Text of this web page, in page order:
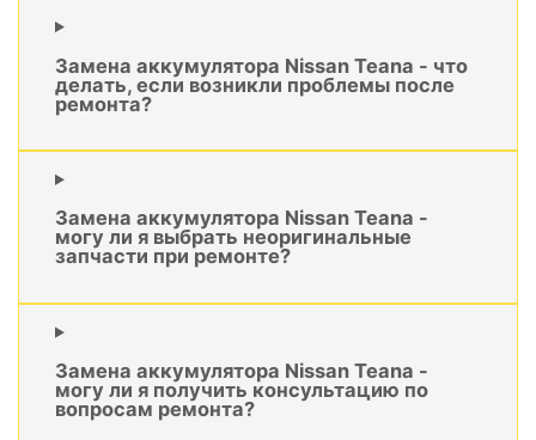
Замена аккумулятора Nissan Teana - что
делать, если возникли проблемы после
ремонта?
Замена аккумулятора Nissan Teana -
могу ли я выбрать неоригинальные
запчасти при ремонте?
Замена аккумулятора Nissan Teana -
могу ли я получить консультацию по
вопросам ремонта?